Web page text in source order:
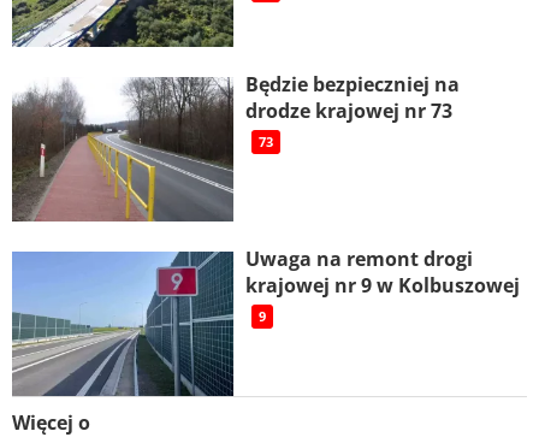
Będzie bezpieczniej na
drodze krajowej nr 73
73
Uwaga na remont drogi
krajowej nr 9 w Kolbuszowej
9
Więcej o